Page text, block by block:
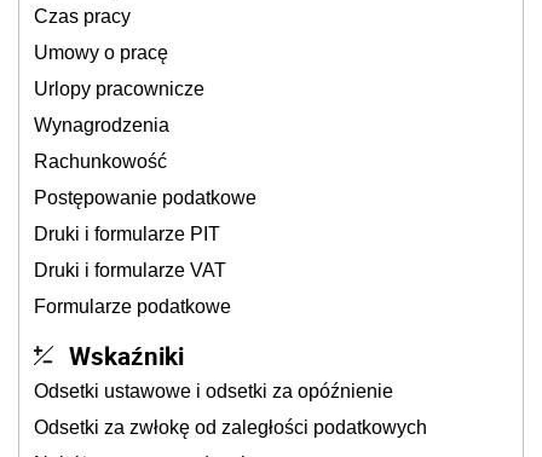
Czas pracy
Umowy o pracę
Urlopy pracownicze
Wynagrodzenia
Rachunkowość
Postępowanie podatkowe
Druki i formularze PIT
Druki i formularze VAT
Formularze podatkowe
Wskaźniki
Odsetki ustawowe i odsetki za opóźnienie
Odsetki za zwłokę od zaległości podatkowych